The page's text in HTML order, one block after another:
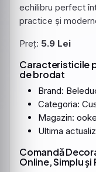
echilibru perfect
practice și
Preț: 5.9 Lei
Caracteristicile
de brodat
Brand:
Categoria:
Magazin:
Ultima
Comandă
Online, Simplu și